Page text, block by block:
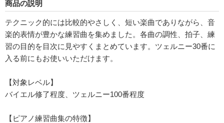
商品の説明
テクニック的には比較的やさしく、短い楽曲でありながら、音
楽的表情が豊かな練習曲を集めました。各曲の調性、拍子、練
習の目的を目次に見やすくまとめています。ツェルニー30番に
入る前にもお使いいただけます。
【対象レベル】
バイエル修了程度、ツェルニー100番程度
【ピアノ練習曲集の特徴】